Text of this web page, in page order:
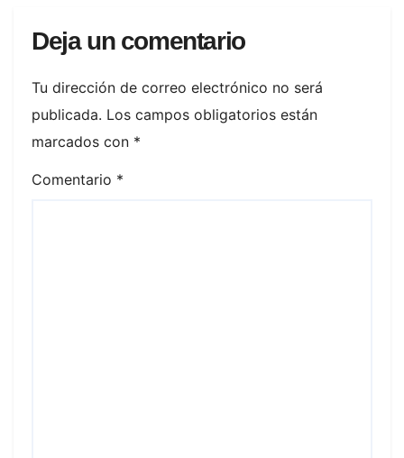
Deja un comentario
Tu dirección de correo electrónico no será
publicada. Los campos obligatorios están
marcados con *
Comentario *